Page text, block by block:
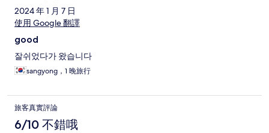
2024 年 1 月 7 日
使用 Google 翻譯
good
잘쉬었다가 왔습니다
sangyong，1 晚旅行
旅客真實評論
6/10 不錯哦